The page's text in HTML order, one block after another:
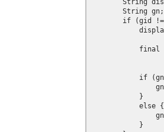
String
        String gn;
if (gid
final
if
            }
            else {
            }